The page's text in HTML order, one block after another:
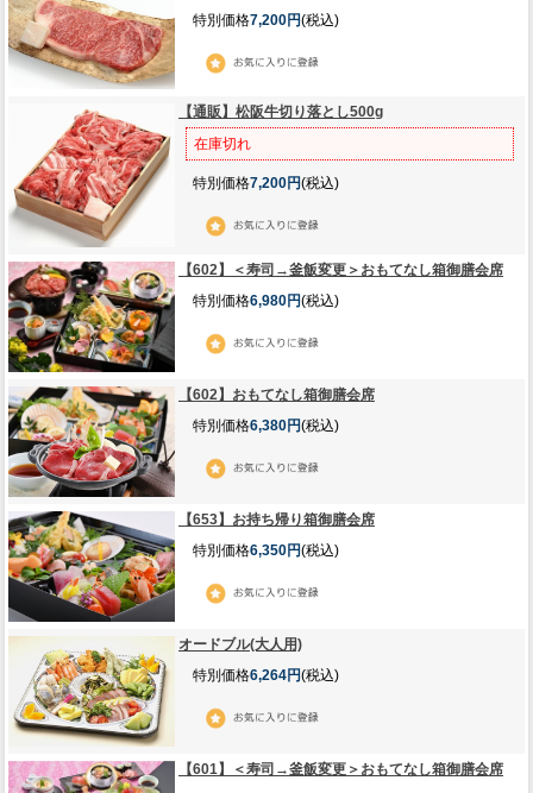
特別価格7,200円(税込)
【通販】松阪牛切り落とし500g
在庫切れ
特別価格7,200円(税込)
【602】＜寿司→釜飯変更＞おもてなし箱御膳会席
特別価格6,980円(税込)
【602】おもてなし箱御膳会席
特別価格6,380円(税込)
【653】お持ち帰り箱御膳会席
特別価格6,350円(税込)
オードブル(大人用)
特別価格6,264円(税込)
【601】＜寿司→釜飯変更＞おもてなし箱御膳会席